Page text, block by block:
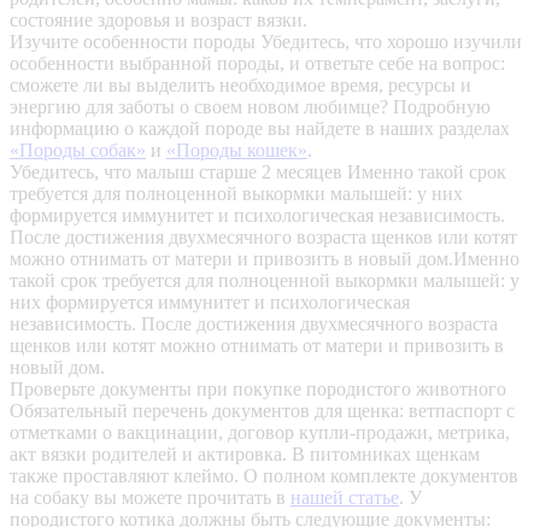
состояние здоровья и возраст вязки.
Изучите особенности породы Убедитесь, что хорошо изучили
особенности выбранной породы, и ответьте себе на вопрос:
сможете ли вы выделить необходимое время, ресурсы и
энергию для заботы о своем новом любимце? Подробную
информацию о каждой породе вы найдете в наших разделах
«Породы собак» и «Породы кошек».
Убедитесь, что малыш старше 2 месяцев Именно такой срок
требуется для полноценной выкормки малышей: у них
формируется иммунитет и психологическая независимость.
После достижения двухмесячного возраста щенков или котят
можно отнимать от матери и привозить в новый дом.Именно
такой срок требуется для полноценной выкормки малышей: у
них формируется иммунитет и психологическая
независимость. После достижения двухмесячного возраста
щенков или котят можно отнимать от матери и привозить в
новый дом.
Проверьте документы при покупке породистого животного
Обязательный перечень документов для щенка: ветпаспорт с
отметками о вакцинации, договор купли-продажи, метрика,
акт вязки родителей и актировка. В питомниках щенкам
также проставляют клеймо. О полном комплекте документов
на собаку вы можете прочитать в нашей статье. У
породистого котика должны быть следующие документы: